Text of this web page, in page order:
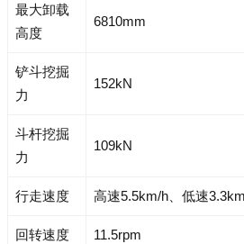
最大卸载
高度
6810mm
铲斗挖掘
力
152kN
斗杆挖掘
力
109kN
行走速度 高速5.5km/h、低速
回转速度 11.5rpm